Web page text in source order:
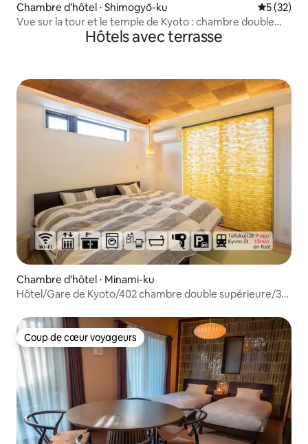
Chambre d'hôtel ⋅ Shimogyō-ku
5 (32)
Vue sur la tour et le temple de Kyoto : chambre double
premium IRORIHôtels avec terrasse
Chambre d'hôtel ⋅ Minami-ku
Hôtel/Gare de Kyoto/402 chambre double supérieure/3
Coup de cœur voyageurs
Coup de cœur voyageurs